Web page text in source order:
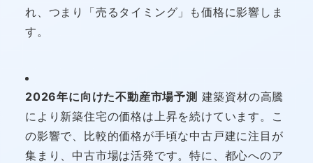
れ、つまり「売るタイミング」も価格に影響しま
す。
2026年に向けた不動産市場予測 建築資材の高騰
により新築住宅の価格は上昇を続けています。こ
の影響で、比較的価格が手頃な中古戸建に注目が
集まり、中古市場は活発です。特に、都心へのア